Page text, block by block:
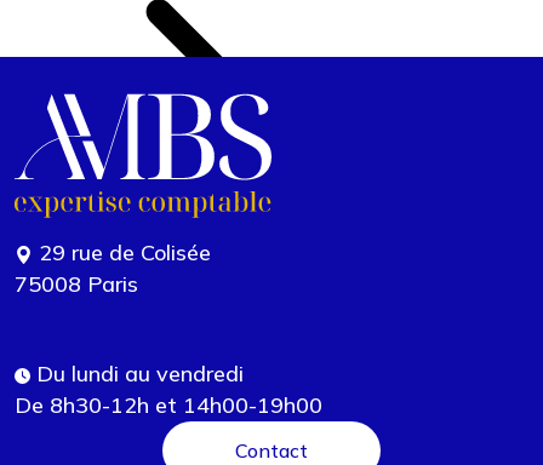
29 rue de Colisée
75008 Paris
Du lundi au vendredi
De 8h30-12h et 14h00-19h00
Contact